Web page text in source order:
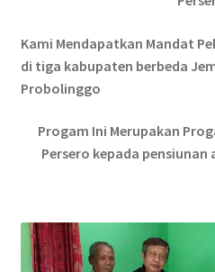
Kami Mendapatkan Mandat
di tiga kabupaten berbeda
Probolinggo
Progam Ini Merupakan
Persero kepada